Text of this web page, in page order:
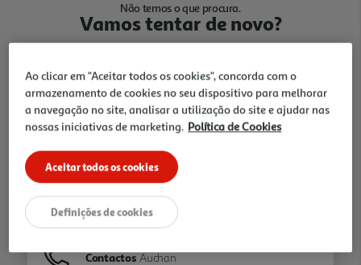
Não temos o que procura.
Vamos tentar de novo?
Ir para Homepage
Folhetos
Contactos Auchan
Ao clicar em "Aceitar todos os cookies", concorda com o
armazenamento de cookies no seu dispositivo para melhorar
a navegação no site, analisar a utilização do site e ajudar nas
nossas iniciativas de marketing. Política de Cookies
Aceitar todos os cookies
Definições de cookies